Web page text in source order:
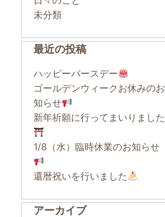
未分類
最近の投稿
ハッピーバースデー
ゴールデンウィークお休みのお
知らせ
新年祈願に行ってまいりました
1/8（水）臨時休業のお知らせ
還暦祝いを行いました
アーカイブ